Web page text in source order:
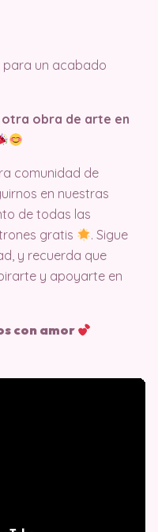
para un acabado
otra obra de arte en
comunidad de
en nuestras
de todas las
gratis
. Sigue
y recuerda que
y apoyarte en
con amor